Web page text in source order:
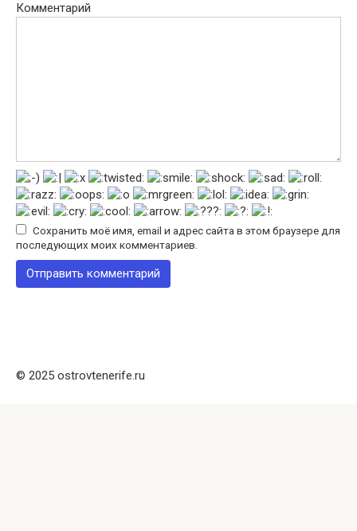
Комментарий
Сохранить моё имя, email и адрес сайта в этом браузере для
последующих моих комментариев.
© 2025 ostrovtenerife.ru